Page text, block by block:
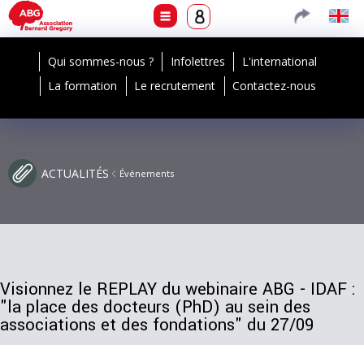
Qui sommes-nous ? Infolettres
L'international
La formation
Le recrutement Contactez-nous
ACTUALITÉS Événements
Visionnez le REPLAY du webinaire ABG - IDAF :
"la place des docteurs (PhD) au sein des
associations et des fondations" du 27/09